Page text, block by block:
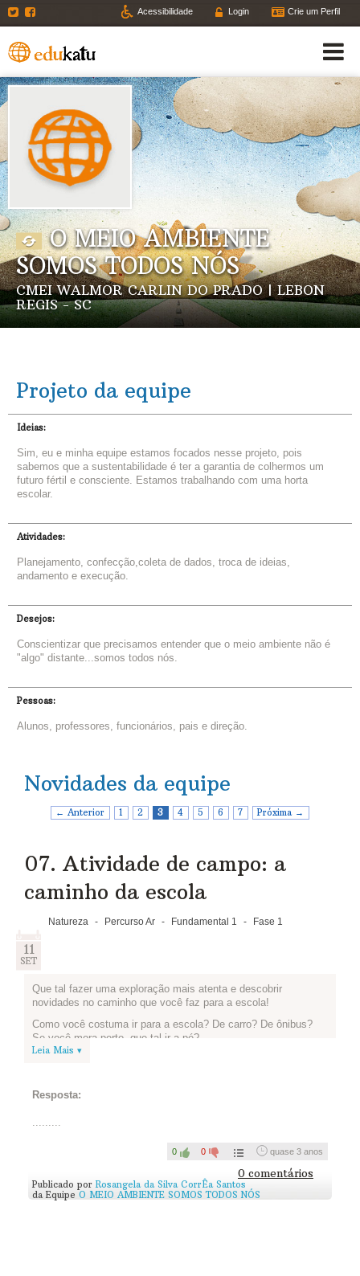
Twitter Acessibilidade Login Crie um Perfil
O MEIO AMBIENTE
SOMOS TODOS NÓS
CMEI WALMOR CARLIN DO PRADO | LEBON
REGIS - SC
Projeto da equipe
Ideias:
Sim, eu e minha equipe estamos focados nesse projeto, pois
sabemos que a sustentabilidade é ter a garantia de colhermos um
futuro fértil e consciente. Estamos trabalhando com uma horta
escolar.
Atividades:
Planejamento, confecção,coleta de dados, troca de ideias,
andamento e execução.
Desejos:
Conscientizar que precisamos entender que o meio ambiente não é
"algo" distante...somos todos nós.
Pessoas:
Alunos, professores, funcionários, pais e direção.
Novidades da equipe
← Anterior 1 2 3 4 5 6 7 Próxima →
07. Atividade de campo: a
caminho da escola
Natureza - Percurso Ar - Fundamental 1 - Fase 1
11
SET
Que tal fazer uma exploração mais atenta e descobrir
novidades no caminho que você faz para a escola!
Como você costuma ir para a escola? De carro? De ônibus?
Se você mora perto, que tal ir a pé?
pressa ou falta de atenção perdemos coisas incríveis que
ser uma página do seu caderno ou um bloquinho de folhas que
você conseguiu perceber de diferente, inclusive as coisas que
são novas para você.
Leia Mais ▾
Resposta:
.........
0 0 quase 3 anos
0 comentários
Publicado por Rosangela da Silva CorrÊa Santos
da Equipe O MEIO AMBIENTE SOMOS TODOS NÓS